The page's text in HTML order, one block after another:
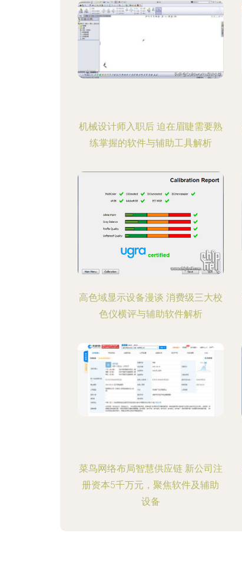
机械设计师入职后 迫在眉睫需要熟
练掌握的软件与辅助工具解析
高色域显示设备漫谈 消费级三大校
色仪横评与辅助软件解析
菜鸟网络布局智慧供应链 新公司注
册资本5千万元，聚焦软件及辅助
设备